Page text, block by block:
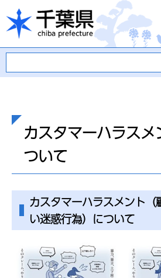
千葉県
カスタマーハラス
ついて
カスタマーハラスメント（
い迷惑行為）について